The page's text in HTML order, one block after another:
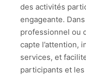
des activités
engageante.
professionnel ou
capte l’attention,
services, et
participants et les